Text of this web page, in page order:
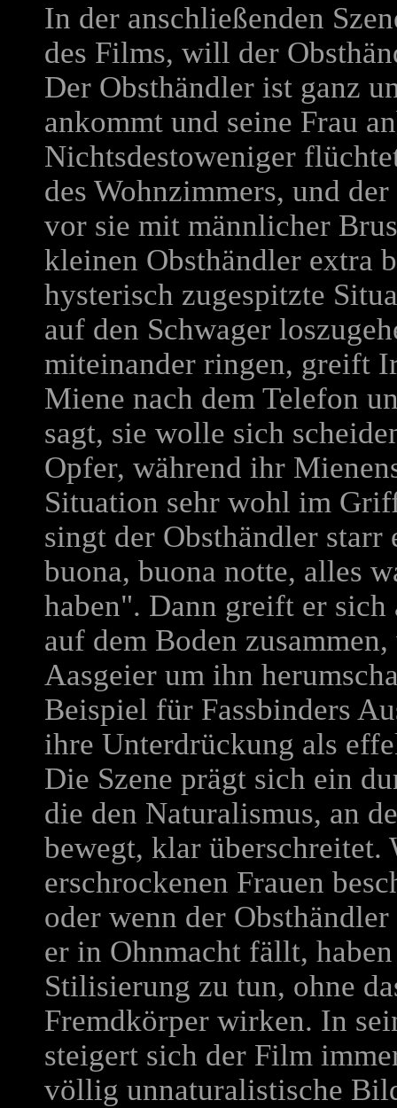
In der anschließenden
des Films, will der
Der Obsthändler ist ganz
ankommt und seine Frau
Nichtsdestoweniger
des Wohnzimmers, und
vor sie mit männlicher
kleinen Obsthändler extra
hysterisch zugespitzte
auf den Schwager
miteinander ringen, greift
Miene nach dem Telefon
sagt, sie wolle sich
Opfer, während ihr
Situation sehr wohl im
singt der Obsthändler
buona, buona notte, alles
haben". Dann greift er
auf dem Boden
Aasgeier um ihn
Beispiel für Fassbinders
ihre Unterdrückung als
Die Szene prägt sich ein
die den Naturalismus, an
bewegt, klar überschreitet.
erschrockenen Frauen
oder wenn der
er in Ohnmacht fällt,
Stilisierung zu tun, ohne
Fremdkörper wirken. In
steigert sich der Film
völlig unnaturalistische